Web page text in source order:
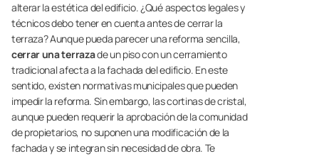
alterar la estética del edificio. ¿Qué aspectos legales y
técnicos debo tener en cuenta antes de cerrar la
terraza? Aunque pueda parecer una reforma sencilla,
cerrar una terrazade un piso con un cerramiento
tradicional afecta a la fachada del edificio. En este
sentido, existen normativas municipales que pueden
impedir la reforma. Sin embargo, las cortinas de cristal,
aunque pueden requerir la aprobación de la comunidad
de propietarios, no suponen una modificación de la
fachada y se integran sin necesidad de obra. Te